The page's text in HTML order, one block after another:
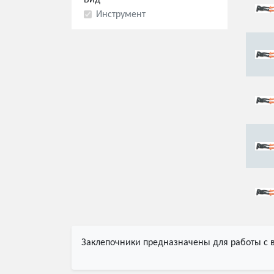
Инструмент
Заклепочники предназначены для работы